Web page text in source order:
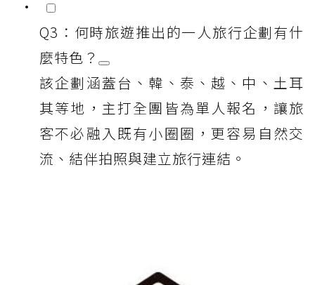
Q3：何時旅遊推出的一人旅行企劃有什
麼特色？
該企劃涵蓋台、韓、泰、越、中、土耳
其等地，主打全團皆為單人報名，讓旅
客不必融入既有小圈圈，更容易自然交
流、結伴拍照與建立旅行連結。